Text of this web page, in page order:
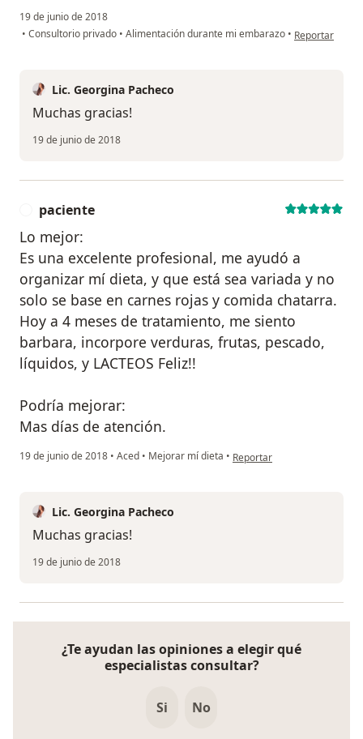
19 de junio de 2018
• Consultorio privado • Alimentación durante mi embarazo • en opinión del
Reportar
Lic. Georgina Pacheco
Muchas gracias!
19 de junio de 2018
paciente
Lo mejor:
Es una excelente profesional, me ayudó a
organizar mí dieta, y que está sea variada y no
solo se base en carnes rojas y comida chatarra.
Hoy a 4 meses de tratamiento, me siento
barbara, incorpore verduras, frutas, pescado,
líquidos, y LACTEOS Feliz!!
Podría mejorar:
Mas días de atención.
19 de junio de 2018 • Aced • Mejorar mí dieta • en opinión del usuario
Reportar
Lic. Georgina Pacheco
Muchas gracias!
19 de junio de 2018
¿Te ayudan las opiniones a elegir qué
especialistas consultar?
Si No